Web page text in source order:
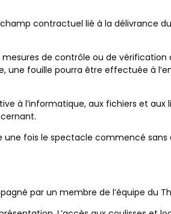
contractuel lié à la délivrance
de contrôle ou de vérification
une fouille pourra être effectuée à
à l’informatique, aux fichiers et
fois le spectacle commencé sans
par un membre de l’équipe du